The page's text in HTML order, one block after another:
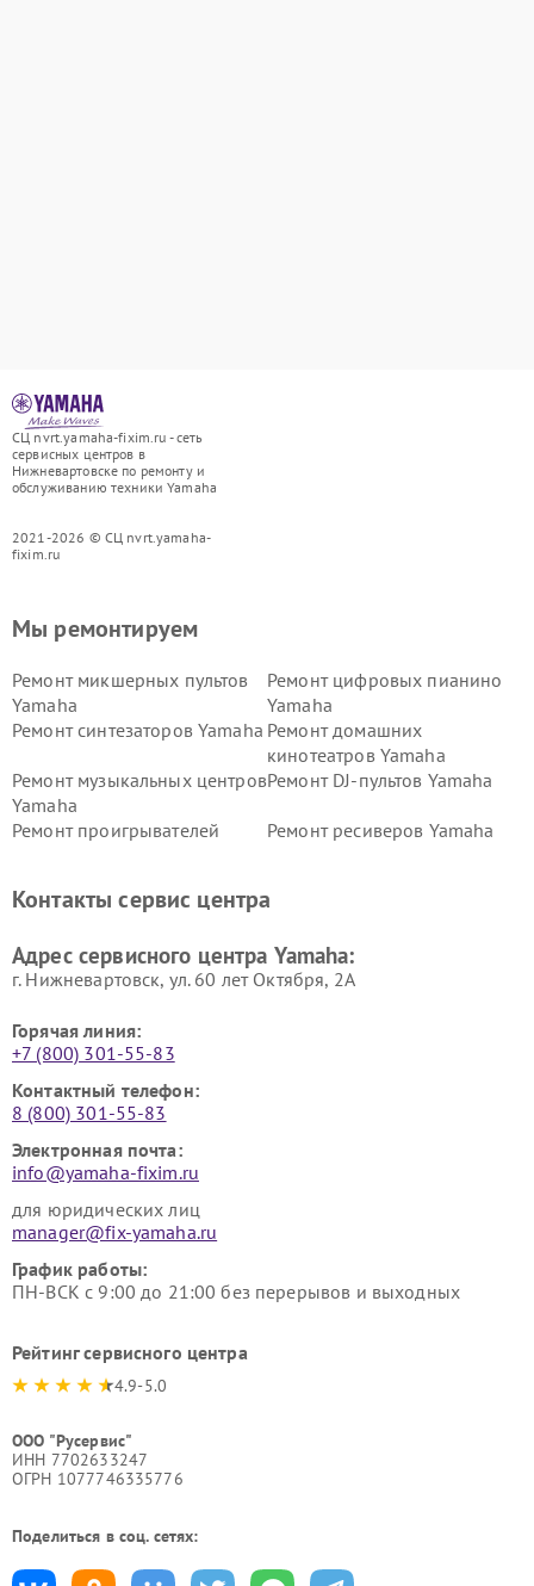
СЦ nvrt.yamaha-fixim.ru - сеть
сервисных центров в
Нижневартовске по ремонту и
обслуживанию техники Yamaha
2021-2026 © СЦ nvrt.yamaha-
fixim.ru
Мы ремонтируем
Ремонт микшерных пультов
Yamaha
Ремонт цифровых пианино
Yamaha
Ремонт синтезаторов Yamaha Ремонт домашних
кинотеатров Yamaha
Ремонт музыкальных центров
Yamaha
Ремонт DJ-пультов Yamaha
Ремонт проигрывателей
Ремонт ресиверов Yamaha
Yamaha
Yamaha
Контакты сервис центра
Адрес сервисного центра Yamaha:
г. Нижневартовск, ул. 60 лет Октября, 2А
Горячая линия:
+7 (800) 301-55-83
Контактный телефон:
8 (800) 301-55-83
Электронная почта:
info@yamaha-fixim.ru
для юридических лиц
manager@fix-yamaha.ru
График работы:
ПН-ВСК с 9:00 до 21:00 без перерывов и выходных
Рейтинг сервисного центра
4.9-5.0
ООО "Русервис"
ИНН 7702633247
ОГРН 1077746335776
Поделиться в соц. сетях: